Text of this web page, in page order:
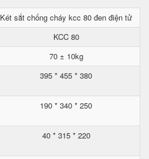
Két sắt chống cháy kcc 80 đen điện tử
KCC 80
70 ± 10kg
395 * 455 * 380
190 * 340 * 250
40 * 315 * 220